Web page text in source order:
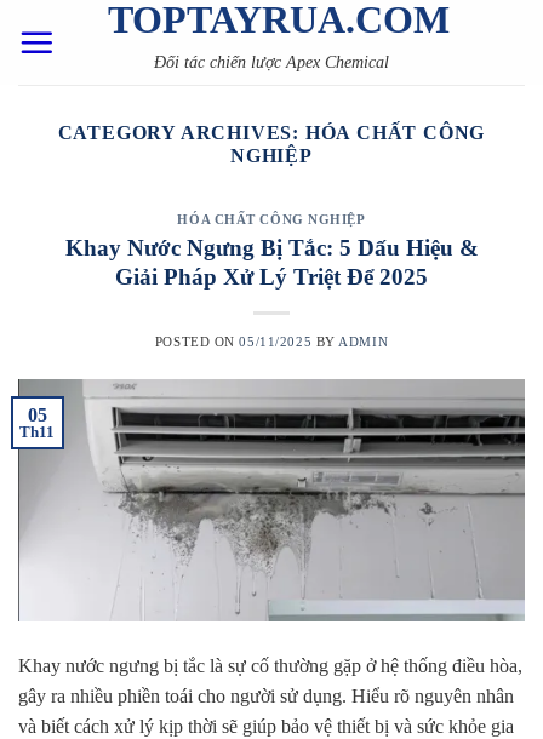
TOPTAYRUA.COM
Đối tác chiến lược Apex Chemical
CATEGORY ARCHIVES: HÓA CHẤT CÔNG
NGHIỆP
HÓA CHẤT CÔNG NGHIỆP
Khay Nước Ngưng Bị Tắc: 5 Dấu Hiệu &
Giải Pháp Xử Lý Triệt Để 2025
POSTED ON05/11/2025 BY ADMIN
05
Th11
Khay nước ngưng bị tắc là sự cố thường gặp ở hệ thống điều hòa,
gây ra nhiều phiền toái cho người sử dụng. Hiểu rõ nguyên nhân
và biết cách xử lý kịp thời sẽ giúp bảo vệ thiết bị và sức khỏe gia